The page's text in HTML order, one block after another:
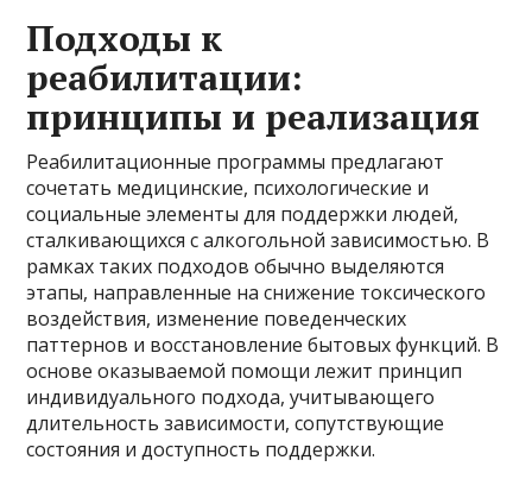
Подходы к
реабилитации:
принципы и реализация
Реабилитационные программы предлагают
сочетать медицинские, психологические и
социальные элементы для поддержки людей,
сталкивающихся с алкогольной зависимостью. В
рамках таких подходов обычно выделяются
этапы, направленные на снижение токсического
воздействия, изменение поведенческих
паттернов и восстановление бытовых функций. В
основе оказываемой помощи лежит принцип
индивидуального подхода, учитывающего
длительность зависимости, сопутствующие
состояния и доступность поддержки.